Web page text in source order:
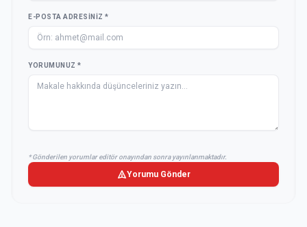
E-POSTA ADRESINIZ *
YORUMUNUZ *
* Gönderilen yorumlar editör onayından sonra yayınlanmaktadır.
Yorumu Gönder